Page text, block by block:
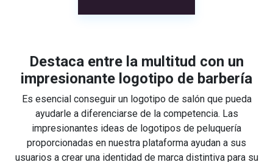
Destaca entre la multitud con un
impresionante logotipo de barbería
Es esencial conseguir un logotipo de salón que pueda
ayudarle a diferenciarse de la competencia. Las
impresionantes ideas de logotipos de peluquería
proporcionadas en nuestra plataforma ayudan a sus
usuarios a crear una identidad de marca distintiva para su